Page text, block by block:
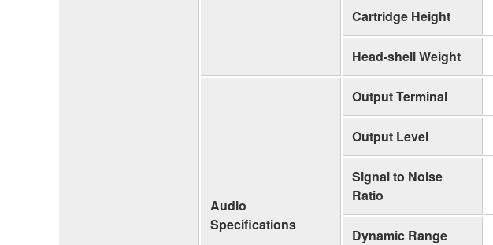
Cartridge Height
Head-shell Weight
Audio
Specifications
Output Terminal
Output Level
Signal to Noise
Ratio
Dynamic Range